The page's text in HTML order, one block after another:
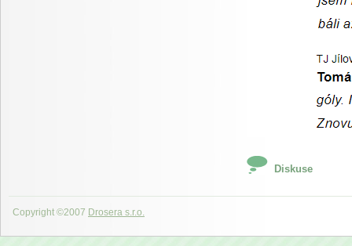
Diskuse
Copyright ©2007 Drosera s.r.o.